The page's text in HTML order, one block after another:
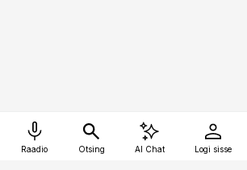
Raadio Otsing AI Chat Logi sisse